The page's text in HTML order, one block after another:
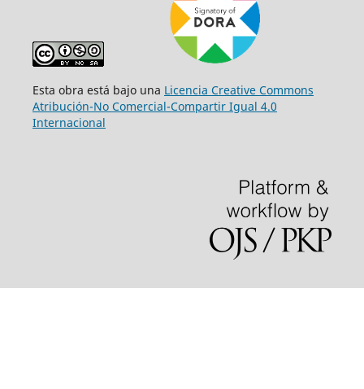
Esta obra está bajo una Licencia Creative Commons
Atribución-No Comercial-Compartir Igual 4.0
Internacional